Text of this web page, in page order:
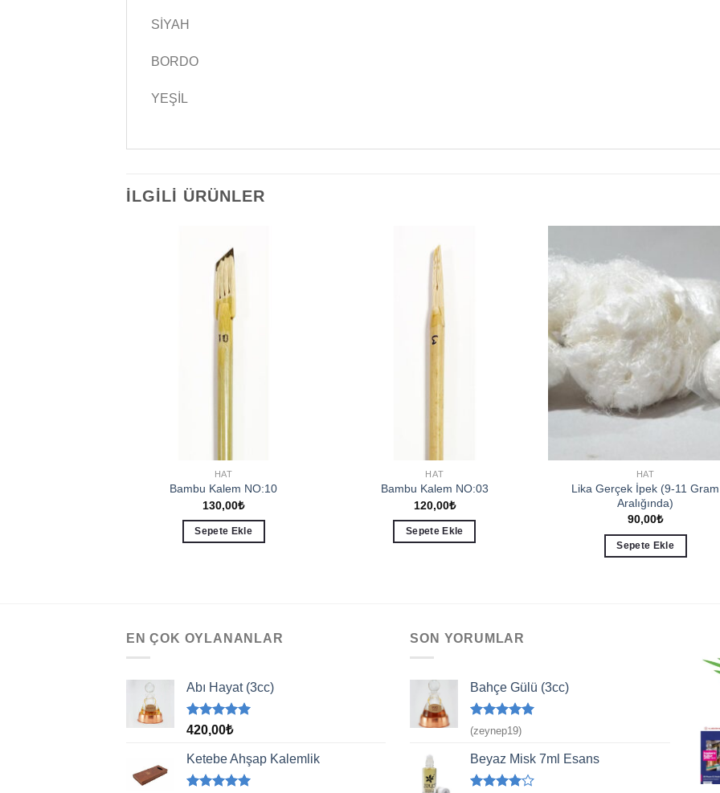
SİYAH
BORDO
YEŞİL
İLGILI ÜRÜNLER
HAT
Bambu Kalem NO:10
130,00₺
Sepete Ekle
HAT
Bambu Kalem NO:03
120,00₺
Sepete Ekle
HAT
Lika Gerçek İpek (9-11 Gram
Aralığında)
90,00₺
Sepete Ekle
EN ÇOK OYLANANLAR
Abı Hayat (3cc)
5 üzerinden
aldı
420,00₺
Ketebe Ahşap Kalemlik
SON YORUMLAR
Bahçe Gülü (3cc)
5 üzerinden
5
oy aldı
(zeynep19)
Beyaz Misk 7ml Esans